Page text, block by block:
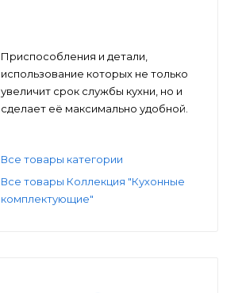
Приспособления и детали,
использование которых не только
увеличит срок службы кухни, но и
сделает её максимально удобной.
Все товары категории
Все товары Коллекция "Кухонные
комплектующие"